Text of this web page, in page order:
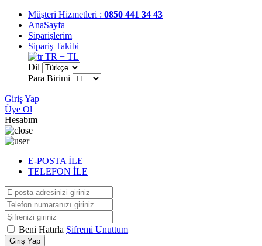
Müşteri Hizmetleri : 0850 441 34 43
AnaSayfa
Siparişlerim
Sipariş Takibi
TR − TL
Dil
Para Birimi
Giriş Yap
Üye Ol
Hesabım
E-POSTA İLE
TELEFON İLE
Beni Hatırla Şifremi Unuttum
Giriş Yap